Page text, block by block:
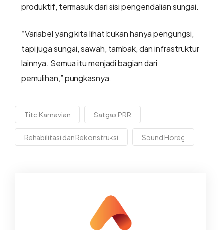
produktif, termasuk dari sisi pengendalian sungai.
“Variabel yang kita lihat bukan hanya pengungsi,
tapi juga sungai, sawah, tambak, dan infrastruktur
lainnya. Semua itu menjadi bagian dari
pemulihan,” pungkasnya.
Tito Karnavian Satgas PRR
Rehabilitasi dan Rekonstruksi Sound Horeg